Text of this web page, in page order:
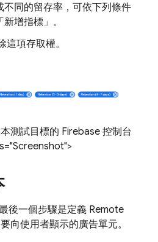
不同的留存率，可依下列條件
增指標」 。
這項存取權。
測試目標的 Firebase 控制台
後一個步驟是定義 Remote
向使用者顯示的廣告單元。